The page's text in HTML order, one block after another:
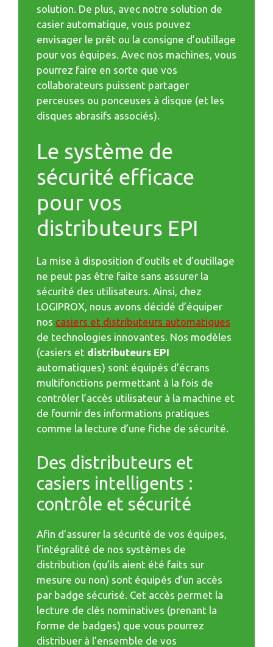
solution. De plus, avec notre solution de
casier automatique, vous pouvez
envisager le prêt ou la consigne d’outillage
pour vos équipes. Avec nos machines, vous
pourrez faire en sorte que vos
collaborateurs puissent partager
perceuses ou ponceuses à disque (et les
disques abrasifs associés).
Le système de
sécurité efficace
pour vos
distributeurs EPI
La mise à disposition d’outils et d’outillage
ne peut pas être faite sans assurer la
sécurité des utilisateurs. Ainsi, chez
LOGIPROX, nous avons décidé d’équiper
nos casiers et distributeurs automatiques
de technologies innovantes. Nos modèles
(casiers et distributeurs EPI
automatiques) sont équipés d’écrans
multifonctions permettant à la fois de
contrôler l’accès utilisateur à la machine et
de fournir des informations pratiques
comme la lecture d’une fiche de sécurité.
Des distributeurs et
casiers intelligents :
contrôle et sécurité
Afin d’assurer la sécurité de vos équipes,
l’intégralité de nos systèmes de
distribution (qu’ils aient été faits sur
mesure ou non) sont équipés d’un accès
par badge sécurisé. Cet accès permet la
lecture de clés nominatives (prenant la
forme de badges) que vous pourrez
distribuer à l’ensemble de vos